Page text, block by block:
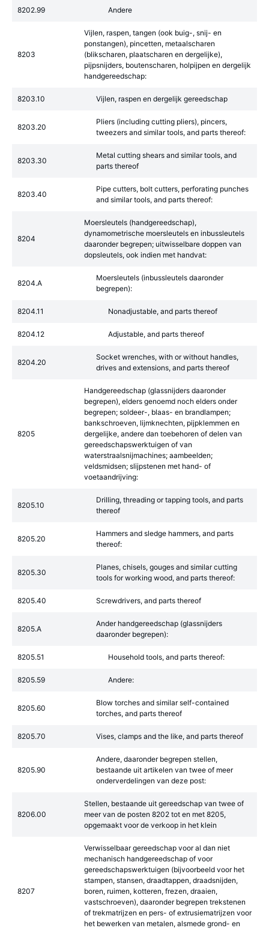
8202.99 Andere
8203
Vijlen, raspen, tangen (ook buig-, snij- en
ponstangen), pincetten, metaalscharen
(blikscharen, plaatscharen en dergelijke),
pijpsnijders, boutenscharen, holpijpen en dergelijk
handgereedschap:
8203.10 Vijlen, raspen en dergelijk gereedschap
8203.20
Pliers (including cutting pliers), pincers,
tweezers and similar tools, and parts thereof:
8203.30
Metal cutting shears and similar tools, and
parts thereof
8203.40
Pipe cutters, bolt cutters, perforating punches
and similar tools, and parts thereof:
8204
Moersleutels (handgereedschap),
dynamometrische moersleutels en inbussleutels
daaronder begrepen; uitwisselbare doppen van
dopsleutels, ook indien met handvat:
8204.A
Moersleutels (inbussleutels daaronder
begrepen):
8204.11 Nonadjustable, and parts thereof
8204.12 Adjustable, and parts thereof
8204.20
Socket wrenches, with or without handles,
drives and extensions, and parts thereof
8205
Handgereedschap (glassnijders daaronder
begrepen), elders genoemd noch elders onder
begrepen; soldeer-, blaas- en brandlampen;
bankschroeven, lijmknechten, pijpklemmen en
dergelijke, andere dan toebehoren of delen van
gereedschapswerktuigen of van
waterstraalsnijmachines; aambeelden;
veldsmidsen; slijpstenen met hand- of
voetaandrijving:
8205.10
Drilling, threading or tapping tools, and parts
thereof
8205.20
Hammers and sledge hammers, and parts
thereof:
8205.30
Planes, chisels, gouges and similar cutting
tools for working wood, and parts thereof:
8205.40 Screwdrivers, and parts thereof
8205.A
Ander handgereedschap (glassnijders
daaronder begrepen):
8205.51 Household tools, and parts thereof:
8205.59 Andere:
8205.60
Blow torches and similar self-contained
torches, and parts thereof
8205.70 Vises, clamps and the like, and parts thereof
8205.90
Andere, daaronder begrepen stellen,
bestaande uit artikelen van twee of meer
onderverdelingen van deze post:
8206.00
Stellen, bestaande uit gereedschap van twee of
meer van de posten 8202 tot en met 8205,
opgemaakt voor de verkoop in het klein
8207
Verwisselbaar gereedschap voor al dan niet
mechanisch handgereedschap of voor
gereedschapswerktuigen (bijvoorbeeld voor het
stampen, stansen, draadtappen, draadsnijden,
boren, ruimen, kotteren, frezen, draaien,
vastschroeven), daaronder begrepen trekstenen
of trekmatrijzen en pers- of extrusiematrijzen voor
het bewerken van metalen, alsmede grond- en